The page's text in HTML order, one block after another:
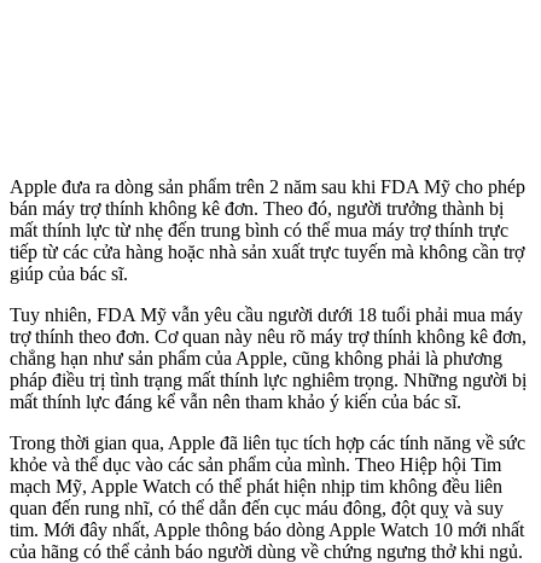
Apple đưa ra dòng sản phẩm trên 2 năm sau khi FDA Mỹ cho phép
bán máy trợ thính không kê đơn. Theo đó, người trưởng thành bị
mất thính lực từ nhẹ đến trung bình có thể mua máy trợ thính trực
tiếp từ các cửa hàng hoặc nhà sản xuất trực tuyến mà không cần trợ
giúp của bác sĩ.
Tuy nhiên, FDA Mỹ vẫn yêu cầu người dưới 1‌8 tuổ‌i phải mua máy
trợ thính theo đơn. Cơ quan này nêu rõ máy trợ thính không kê đơn,
chẳng hạn như sản phẩm của Apple, cũng không phải là phương
pháp điều trị tình trạng mất thính lực nghiêm trọng. Những người bị
mất thính lực đáng kể vẫn nên tham khảo ý kiến của bác sĩ.
Trong thời gian qua, Apple đã liên tục tích hợp các tính năng về sức
khỏe và thể dục vào các sản phẩm của mình. Theo Hiệp hội Tim
mạch Mỹ, Apple Watch có thể phát hiện nhịp tim không đều liên
quan đến rung nhĩ, có thể dẫn đến cục máu đông, đột quỵ và suy
tim. Mới đây nhất, Apple thông báo dòng Apple Watch 10 mới nhất
của hãng có thể cảnh báo người dùng về chứng ngưng thở khi ngủ.